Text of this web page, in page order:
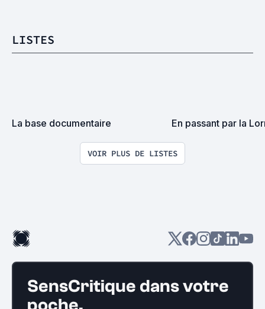
LISTES
La base documentaire En passant par la
VOIR PLUS DE LISTES
SensCritique dans votre
poche.